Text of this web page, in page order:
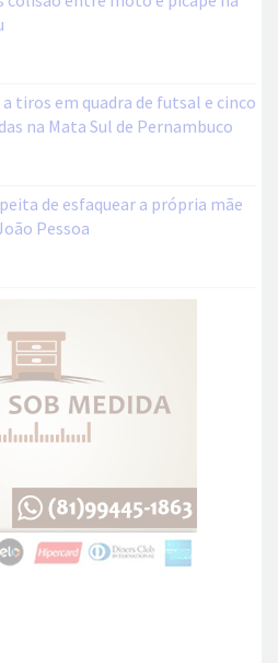
tiros em quadra de futsal e cinco
na Mata Sul de Pernambuco
de esfaquear a própria mãe
Pessoa